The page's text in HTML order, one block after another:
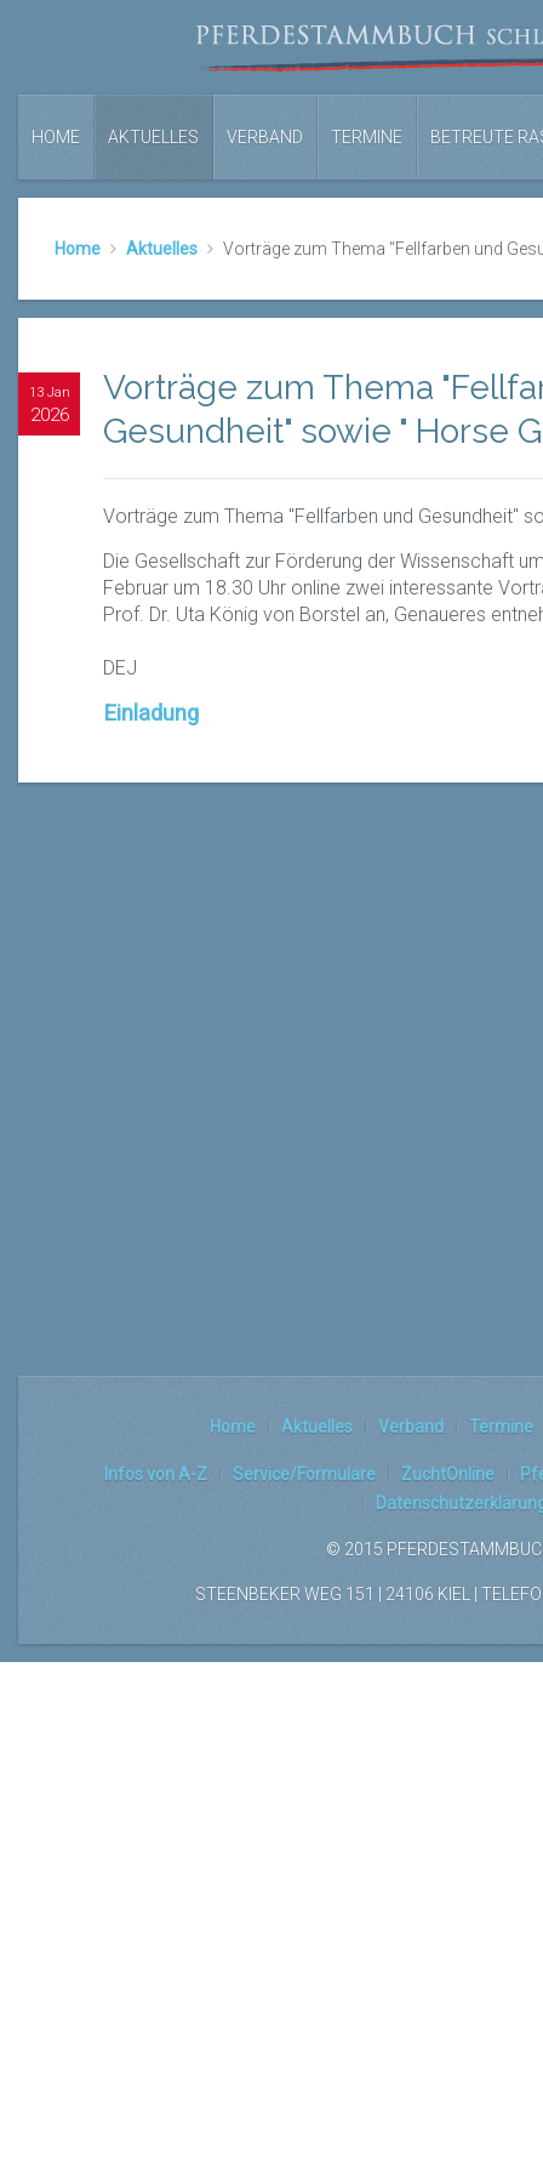
HOME AKTUELLES VERBAND TERMINE BETREUTE
Home Aktuelles Vorträge zum Thema "Fellfarben und
13 Jan
2026
Vorträge zum Thema
Gesundheit" sowie " Horse
Vorträge zum Thema "Fellfarben und Gesundheit"
Die Gesellschaft zur Förderung der Wissenschaft
Februar um 18.30 Uhr online zwei interessante
Prof. Dr. Uta König von Borstel an, Genaueres
DEJ
Einladung
Home Aktuelles Verband Termine
Infos von A-Z Service/Formulare ZuchtOnline
© 2015
STEENBEKER WEG 151 | 24106 KIEL |